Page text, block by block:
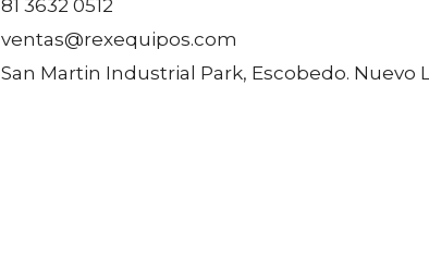
81 3632 0512
ventas@rexequipos.com
San Martin Industrial Park, Escobedo. Nuevo